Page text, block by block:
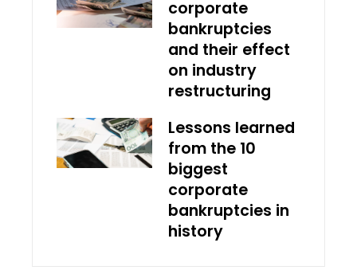
corporate
bankruptcies
and their effect
on industry
restructuring
Lessons learned
from the 10
biggest
corporate
bankruptcies in
history